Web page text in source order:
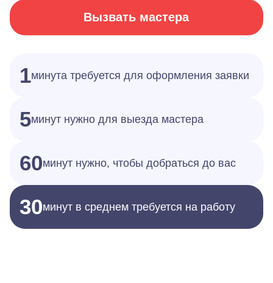
Вызвать мастера
1минута требуется для оформления заявки
5минут нужно для выезда мастера
60минут нужно, чтобы добраться до вас
30минут в среднем требуется на работу